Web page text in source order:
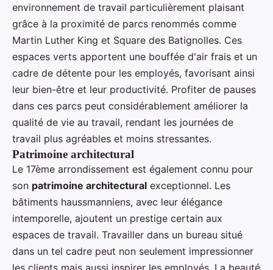
environnement de travail particulièrement plaisant
grâce à la proximité de parcs renommés comme
Martin Luther King et Square des Batignolles. Ces
espaces verts apportent une bouffée d'air frais et un
cadre de détente pour les employés, favorisant ainsi
leur bien-être et leur productivité. Profiter de pauses
dans ces parcs peut considérablement améliorer la
qualité de vie au travail, rendant les journées de
travail plus agréables et moins stressantes.
Patrimoine architectural
Le 17ème arrondissement est également connu pour
son patrimoine architectural exceptionnel. Les
bâtiments haussmanniens, avec leur élégance
intemporelle, ajoutent un prestige certain aux
espaces de travail. Travailler dans un bureau situé
dans un tel cadre peut non seulement impressionner